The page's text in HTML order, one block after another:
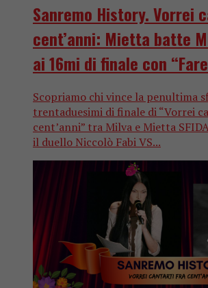
Sanremo History. Vorrei
cent’anni: Mietta batte
ai 16mi di finale con
Scopriamo chi vince la penultima
trentaduesimi di finale di “Vorrei
cent’anni” tra Milva e Mietta
il duello Niccolò Fabi VS...